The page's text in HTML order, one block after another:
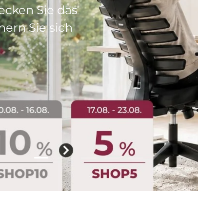
perfekter
individuell.
Folie laden 1 von 5
Folie laden 2 von 5
Folie laden 3 von 5
Folie laden 4 von 5
Folie laden 5